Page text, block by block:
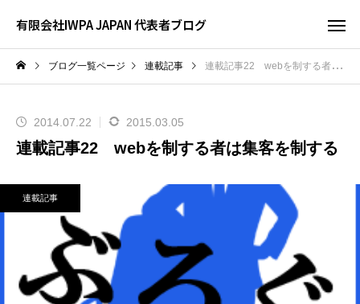
有限会社IWPA JAPAN 代表者ブログ
ブログ一覧ページ 連載記事 連載記事22 webを制する者は集客を制する
2014.07.22 2015.03.05
連載記事22 webを制する者は集客を制する
連載記事